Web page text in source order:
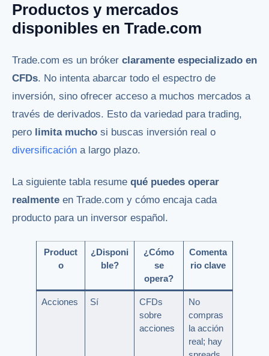
Productos y mercados
disponibles en Trade.com
Trade.com es un bróker claramente especializado en
CFDs. No intenta abarcar todo el espectro de
inversión, sino ofrecer acceso a muchos mercados a
través de derivados. Esto da variedad para trading,
pero limita mucho si buscas inversión real o
diversificación a largo plazo.
La siguiente tabla resume qué puedes operar
realmente en Trade.com y cómo encaja cada
producto para un inversor español.
Product
o
¿Disponi
ble?
¿Cómo
se
opera?
Comenta
rio clave
Acciones Sí
CFDs
sobre
acciones
No
compras
la acción
real; hay